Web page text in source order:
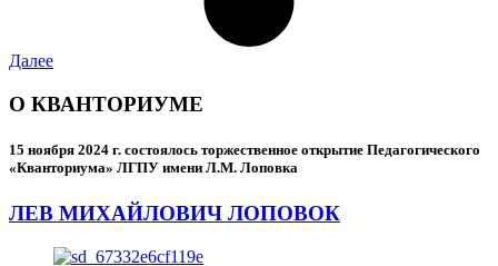
Далее
О КВАНТОРИУМЕ
15 ноября 2024 г. состоялось торжественное открытие Педагогического
«Кванториума» ЛГПУ имени Л.М. Лоповка
ЛЕВ МИХАЙЛОВИЧ ЛОПОВОК